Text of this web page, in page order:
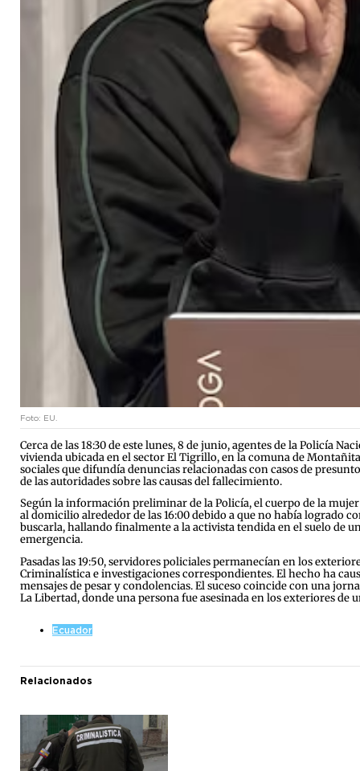
Foto: EU.
Cerca de las 18:30 de este lunes, 8 de junio, agentes de la Policía
vivienda ubicada en el sector El Tigrillo, en la comuna de
sociales que difundía denuncias relacionadas con casos de
de las autoridades sobre las causas del fallecimiento.
Según la información preliminar de la Policía, el cuerpo de la
al domicilio alrededor de las 16:00 debido a que no había logrado
buscarla, hallando finalmente a la activista tendida en el suelo de
emergencia.
Pasadas las 19:50, servidores policiales permanecían en los
Criminalística e investigaciones correspondientes. El hecho ha
mensajes de pesar y condolencias. El suceso coincide con una
La Libertad, donde una persona fue asesinada en los exteriores de
Ecuador
Relacionados